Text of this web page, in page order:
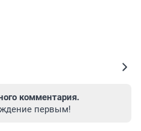
комментария.
первым!